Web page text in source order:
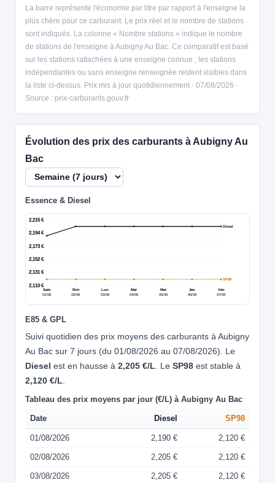
La barre représente l'économie par litre par rapport à l'enseigne la
plus chère pour ce carburant. Le prix réel et le nombre de stations
sont indiqués. La colonne « Nombre stations » indique le nombre
de stations de l'enseigne à Aubigny Au Bac. Ce comparatif est basé
sur les stations rattachées à une enseigne connue ; les stations
indépendantes ou sans enseigne renseignée restent visibles dans
la liste ci-dessus. Prix mis à jour quotidiennement · 07/08/2026 ·
Source : prix-carburants.gouv.fr
Évolution des prix des carburants à Aubigny Au
Bac
Essence & Diesel
2,110 €
2,131 €
2,152 €
2,173 €
2,194 €
2,215 €
Sam
01/08
Dim
02/08
Lun
03/08
Mar
04/08
Mer
05/08
Jeu
06/08
Ven
07/08
Diesel
SP98
E85 & GPL
Suivi quotidien des prix moyens des carburants à Aubigny
Au Bac sur 7 jours (du 01/08/2026 au 07/08/2026). Le
Diesel est en hausse à 2,205 €/L . Le SP98 est stable à
2,120 €/L
Tableau des prix moyens par jour (€/L) à Aubigny Au Bac
Date Diesel SP98
01/08/2026 2,190 € 2,120 €
02/08/2026 2,205 € 2,120 €
03/08/2026 2,205 € 2,120 €